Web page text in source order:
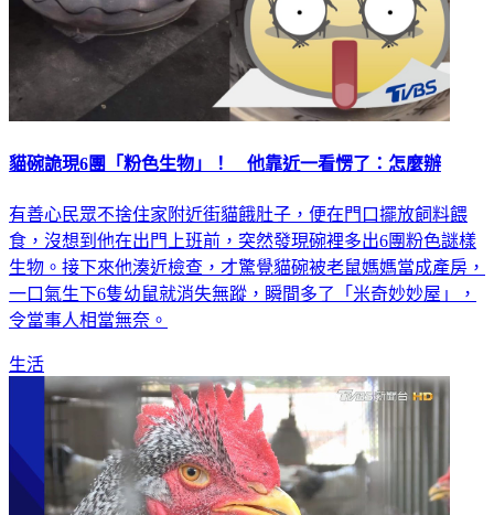
貓碗詭現6團「粉色生物」！ 他靠近一看愣了：怎麼辦
有善心民眾不捨住家附近街貓餓肚子，便在門口擺放飼料餵
食，沒想到他在出門上班前，突然發現碗裡多出6團粉色謎樣
生物。接下來他湊近檢查，才驚覺貓碗被老鼠媽媽當成產房，
一口氣生下6隻幼鼠就消失無蹤，瞬間多了「米奇妙妙屋」，
令當事人相當無奈。
生活